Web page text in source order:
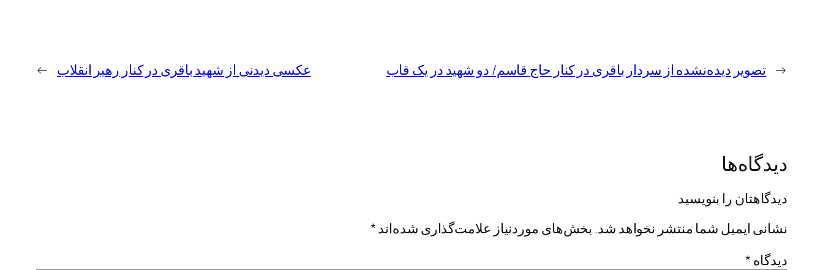
← تصویر دیده‌نشده از سردار باقری در کنار حاج قاسم/ دو شهید در یک قاب عکسی دیدنی از شهید باقری در کنار رهبر انقلاب →
دیدگاه‌ها
دیدگاهتان را بنویسید
نشانی ایمیل شما منتشر نخواهد شد. بخش‌های موردنیاز علامت‌گذاری شده‌اند*
دیدگاه *